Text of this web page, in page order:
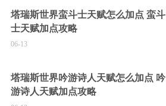
塔瑞斯世界蛮斗士天赋怎么加点 蛮斗
士天赋加点攻略
06-13
塔瑞斯世界吟游诗人天赋怎么加点 吟
游诗人天赋加点攻略